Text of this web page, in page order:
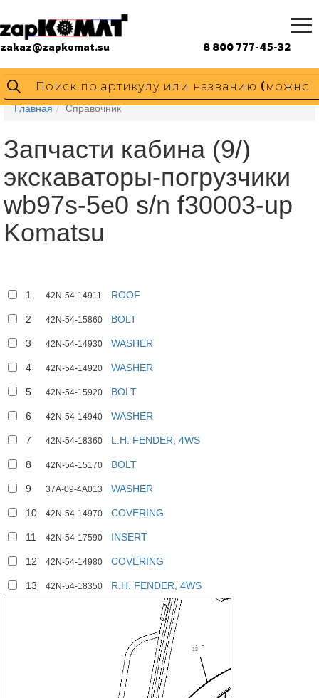
zakaz@zapkomat.su 8 800 777-45-32
Главная Справочник
Запчасти кабина (9/)
экскаваторы-погрузчики
wb97s-5e0 s/n f30003-up
Komatsu
1 42N-54-14911 ROOF
2 42N-54-15860 BOLT
3 42N-54-14930 WASHER
4 42N-54-14920 WASHER
5 42N-54-15920 BOLT
6 42N-54-14940 WASHER
7 42N-54-18360 L.H. FENDER, 4WS
8 42N-54-15170 BOLT
9 37A-09-4A013 WASHER
10 42N-54-14970 COVERING
11 42N-54-17590 INSERT
12 42N-54-14980 COVERING
13 42N-54-18350 R.H. FENDER, 4WS
13